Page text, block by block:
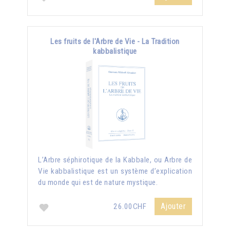
Les fruits de l'Arbre de Vie - La Tradition
kabbalistique
L’Arbre séphirotique de la Kabbale, ou Arbre de
Vie kabbalistique est un système d’explication
du monde qui est de nature mystique.
26.00CHF Ajouter